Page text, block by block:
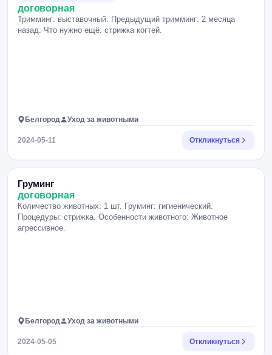
договорная
Тримминг: выставочный. Предыдущий тримминг: 2 месяца
назад. Что нужно ещё: стрижка когтей.
Белгород Уход за животными
2024-05-11 Откликнуться
Груминг
договорная
Количество животных: 1 шт. Груминг: гигиенический.
Процедуры: стрижка. Особенности животного: Животное
агрессивное.
Белгород Уход за животными
2024-05-05 Откликнуться